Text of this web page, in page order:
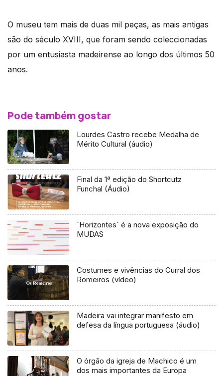
O museu tem mais de duas mil peças, as mais antigas
são do século XVIII, que foram sendo coleccionadas
por um entusiasta madeirense ao longo dos últimos 50
anos.
Pode também gostar
Lourdes Castro recebe Medalha de
Mérito Cultural (áudio)
Final da 1ª edição do Shortcutz
Funchal (Áudio)
`Horizontes` é a nova exposição do
MUDAS
Costumes e vivências do Curral dos
Romeiros (vídeo)
Madeira vai integrar manifesto em
defesa da língua portuguesa (áudio)
O órgão da igreja de Machico é um
dos mais importantes da Europa